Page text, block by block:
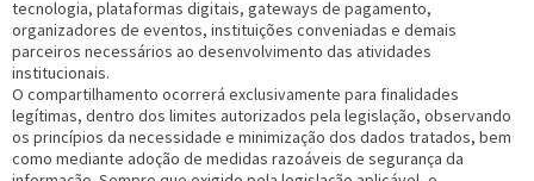
tecnologia, plataformas digitais, gateways de pagamento,
organizadores de eventos, instituições conveniadas e demais
parceiros necessários ao desenvolvimento das atividades
institucionais.
O compartilhamento ocorrerá exclusivamente para finalidades
legítimas, dentro dos limites autorizados pela legislação, observando
os princípios da necessidade e minimização dos dados tratados, bem
como mediante adoção de medidas razoáveis de segurança da